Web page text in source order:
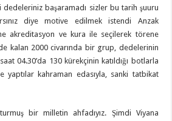
dedeleriniz başaramadı sizler bu tarih şuuru
diye motive edilmek istendi Anzak
akreditasyon ve kura ile seçilerek törene
kalan 2000 civarında bir grup, dedelerinin
04.30’da 130 kürekçinin katıldığı botlarla
yaptılar kahraman edasıyla, sanki tatbikat
bir milletin ahfadıyız. Şimdi Viyana